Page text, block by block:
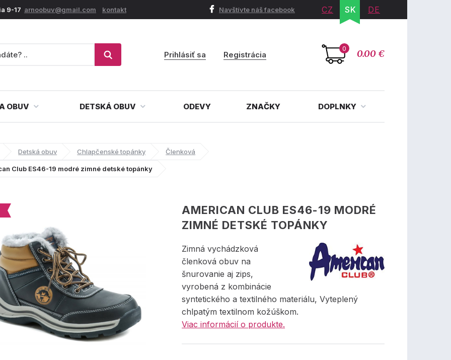
9-17 arnoobuv@gmail.com kontakt Navštívte náš facebook CZ SK DE
0 0.00 €
Prihlásiť sa Registrácia
OBUV DETSKÁ OBUV ODEVY ZNAČKY DOPLNKY
Detská obuv Chlapčenské topánky Členková
Club ES46-19 modré zimné detské topánky
AMERICAN CLUB ES46-19 MODRÉ
ZIMNÉ DETSKÉ TOPÁNKY
Zimná vychádzková
členková obuv na
šnurovanie aj zips,
vyrobená z kombinácie
syntetického a textilného materiálu, Vyteplený
chlpatým textilnom kožúškom.
Viac informácií o produkte.